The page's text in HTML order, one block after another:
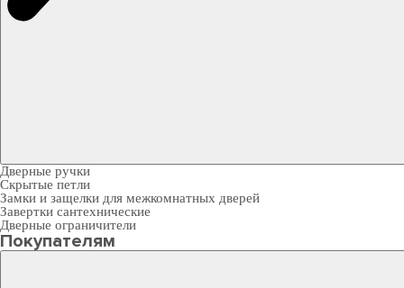
Дверные ручки
Скрытые петли
Замки и защелки для межкомнатных дверей
Завертки сантехнические
Дверные ограничители
Покупателям